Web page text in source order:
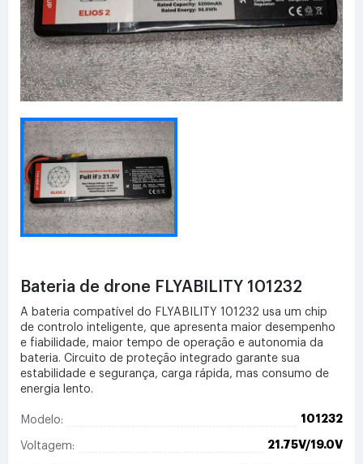
Bateria de drone FLYABILITY 101232
A bateria compatível do FLYABILITY 101232 usa um chip
de controlo inteligente, que apresenta maior desempenho
e fiabilidade, maior tempo de operação e autonomia da
bateria. Circuito de proteção integrado garante sua
estabilidade e segurança, carga rápida, mas consumo de
energia lento.
Modelo: 101232
Voltagem: 21.75V/19.0V